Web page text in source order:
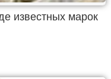
известных марок